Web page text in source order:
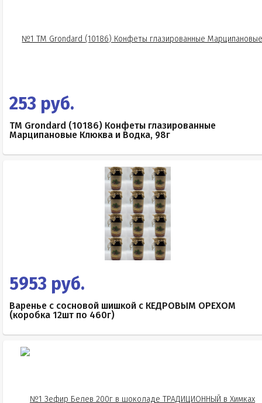
253 руб.
TM Grondard (10186) Конфеты глазированные
Марципановые Клюква и Водка, 98г
5953 руб.
Варенье с сосновой шишкой с КЕДРОВЫМ ОРЕХОМ
(коробка 12шт по 460г)